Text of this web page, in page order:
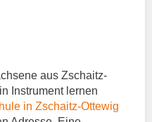
aus Zschaitz-
Instrument lernen
in Zschaitz-Ottewig